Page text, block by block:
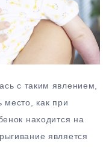
с таким явлением,
место, как при
находится на
является